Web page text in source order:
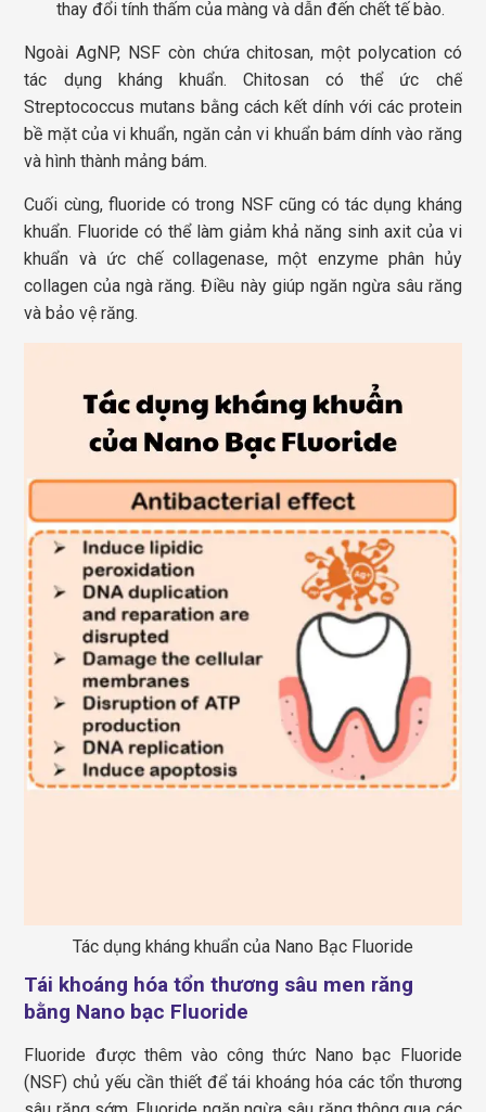
thay đổi tính thấm của màng và dẫn đến chết tế bào.
Ngoài AgNP, NSF còn chứa chitosan, một polycation có
tác dụng kháng khuẩn. Chitosan có thể ức chế
Streptococcus mutans bằng cách kết dính với các protein
bề mặt của vi khuẩn, ngăn cản vi khuẩn bám dính vào răng
và hình thành mảng bám.
Cuối cùng, fluoride có trong NSF cũng có tác dụng kháng
khuẩn. Fluoride có thể làm giảm khả năng sinh axit của vi
khuẩn và ức chế collagenase, một enzyme phân hủy
collagen của ngà răng. Điều này giúp ngăn ngừa sâu răng
và bảo vệ răng.
Tác dụng kháng khuẩn của Nano Bạc Fluoride
Tái khoáng hóa tổn thương sâu men răng
bằng Nano bạc Fluoride
Fluoride được thêm vào công thức Nano bạc Fluoride
(NSF) chủ yếu cần thiết để tái khoáng hóa các tổn thương